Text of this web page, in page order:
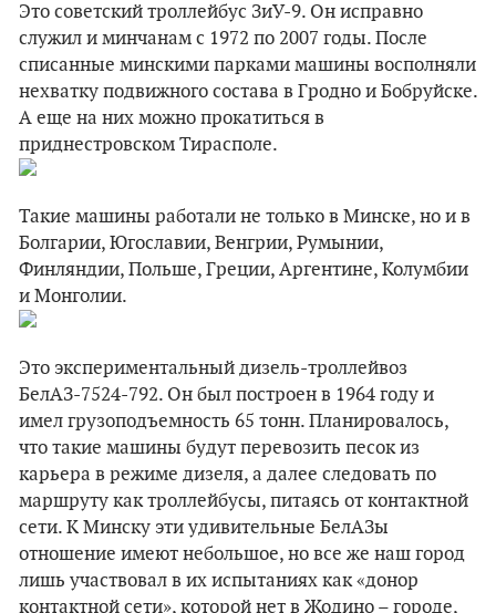
Это советский троллейбус ЗиУ-9. Он исправно
служил и минчанам с 1972 по 2007 годы. После
списанные минскими парками машины восполняли
нехватку подвижного состава в Гродно и Бобруйске.
А еще на них можно прокатиться в
приднестровском Тирасполе.
Такие машины работали не только в Минске, но и в
Болгарии, Югославии, Венгрии, Румынии,
Финляндии, Польше, Греции, Аргентине, Колумбии
и Монголии.
Это экспериментальный дизель-троллейвоз
БелАЗ-7524-792. Он был построен в 1964 году и
имел грузоподъемность 65 тонн. Планировалось,
что такие машины будут перевозить песок из
карьера в режиме дизеля, а далее следовать по
маршруту как троллейбусы, питаясь от контактной
сети. К Минску эти удивительные БелАЗы
отношение имеют небольшое, но все же наш город
лишь участвовал в их испытаниях как «донор
контактной сети», которой нет в Жодино – городе,